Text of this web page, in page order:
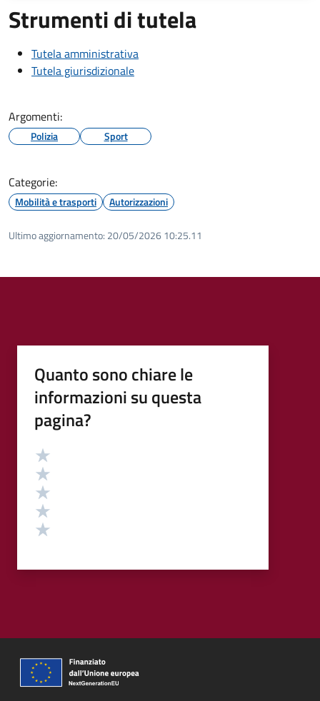
Strumenti di tutela
Tutela amministrativa
Tutela giurisdizionale
Argomenti:
Polizia Sport
Categorie:
Mobilità e trasporti Autorizzazioni
Ultimo aggiornamento: 20/05/2026 10:25.11
Quanto sono chiare le
informazioni su questa
pagina?
Valutazione